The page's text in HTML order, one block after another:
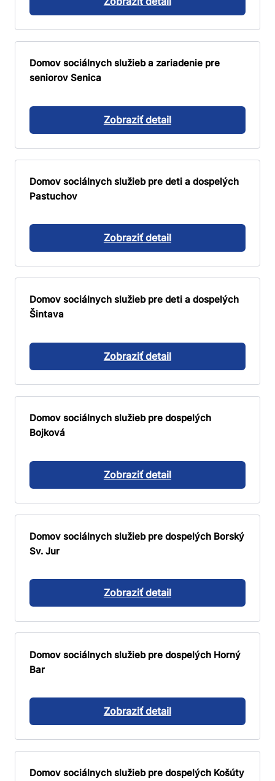
Domov sociálnych služieb a zariadenie pre
seniorov Senica
Zobraziť detail
Domov sociálnych služieb pre deti a dospelých
Pastuchov
Zobraziť detail
Domov sociálnych služieb pre deti a dospelých
Šintava
Zobraziť detail
Domov sociálnych služieb pre dospelých
Bojková
Zobraziť detail
Domov sociálnych služieb pre dospelých Borský
Sv. Jur
Zobraziť detail
Domov sociálnych služieb pre dospelých Horný
Bar
Zobraziť detail
Domov sociálnych služieb pre dospelých Košúty